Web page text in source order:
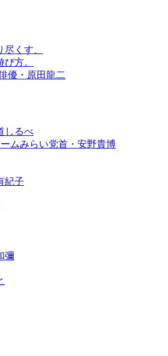
くす、
方。
優・原田龍二
しるべ
ムみらい党首・安野貴博
紀子
彌